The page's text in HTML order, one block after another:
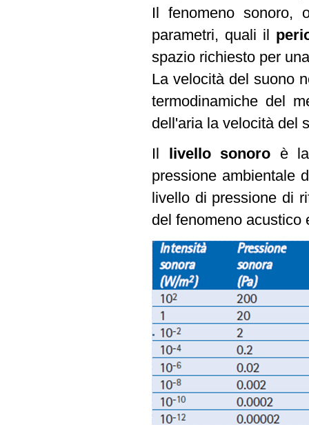
Il fenomeno sonoro,
parametri, quali il
spazio richiesto per
La velocità del suono
termodinamiche del
dell'aria la velocità del
Il
livello sonoro è
pressione ambientale
livello di pressione di
del fenomeno acustico